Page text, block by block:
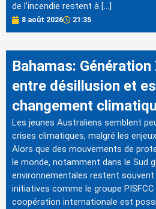
de l'incendie restent à […]
8 août 2026 21:35
Bahamas:
entre désillusion et
changement
Les jeunes Australiens semblent
crises climatiques, malgré les
Alors que des mouvements de
le monde, notamment dans le Sud
environnementales restent souvent
initiatives comme le groupe
coopération internationale est